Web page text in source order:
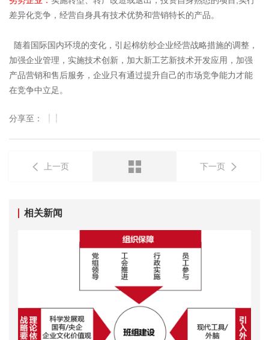
差异化竞争，经营自身具有技术优势和营销特长的产品。
随着国 际国内环境的变化 ， 引 起棉纺纱企业经营战略措施的调整 ，
加强企业管理 ， 实施技术创 新 ， 加大新工艺新技术开发应用 ， 加强
产品营销和售 后服务 ， 企业只有通过提升自己的市场竞争能力才能
在竞争中立足 。
分享至：
上一页 下一页
相关新闻